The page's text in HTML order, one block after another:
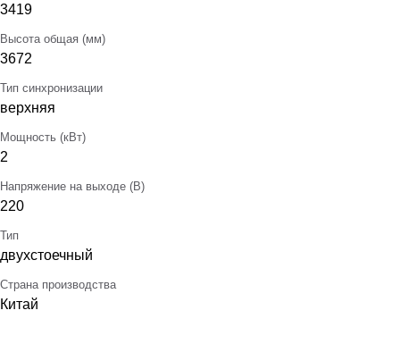
3419
Высота общая (мм)
3672
Тип синхронизации
верхняя
Мощность (кВт)
2
Напряжение на выходе (В)
220
Тип
двухстоечный
Страна производства
Китай